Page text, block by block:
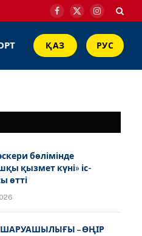
Facebook
X
Instagram
ҚАЗ РУС
бөлімінде
қызмет күні» іс-
өтті
– ӨҢІР